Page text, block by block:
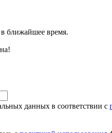
ближайшее время.
данных в соответствии с